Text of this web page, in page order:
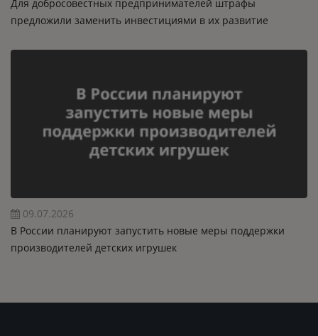
Для добросовестных предпринимателей штрафы
предложили заменить инвестициями в их развитие
09.07.2026
В России планируют запустить новые меры поддержки
производителей детских игрушек